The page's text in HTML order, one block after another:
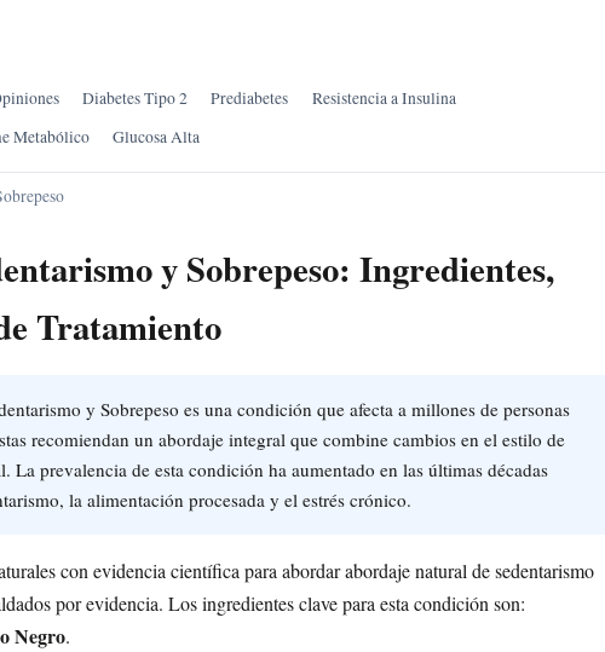
Diabetes Tipo 2 Prediabetes
Resistencia a Insulina
Metabólico Glucosa Alta
y Sobrepeso: Ingredientes,
Tratamiento
y Sobrepeso es una condición que afecta a millones de personas
recomiendan un abordaje integral que combine cambios en el estilo de
La prevalencia de esta condición ha aumentado en las últimas décadas
la alimentación procesada y el estrés crónico.
con evidencia científica para abordar abordaje natural de sedentarismo
por evidencia. Los ingredientes clave para esta condición son:
Negro.